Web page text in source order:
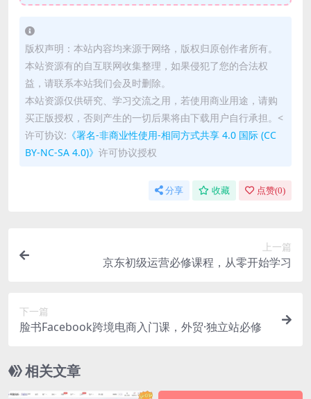
版权声明：本站内容均来源于网络，版权归原创作者所有。
本站资源有的自互联网收集整理，如果侵犯了您的合法权
益，请联系本站我们会及时删除。
本站资源仅供研究、学习交流之用，若使用商业用途，请购
买正版授权，否则产生的一切后果将由下载用户自行承担。<
许可协议: 《署名-非商业性使用-相同方式共享 4.0 国际 (CC
BY-NC-SA 4.0)》 许可协议授权
分享 收藏 点赞(0)
上一篇
京东初级运营必修课程，从零开始学习
下一篇
脸书Facebook跨境电商入门课，外贸·独立站必修
相关文章